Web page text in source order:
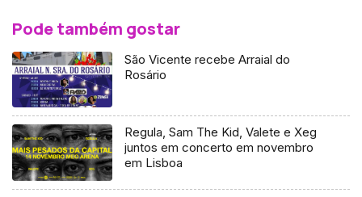
Pode também gostar
São Vicente recebe Arraial do
Rosário
Regula, Sam The Kid, Valete e Xeg
juntos em concerto em novembro
em Lisboa